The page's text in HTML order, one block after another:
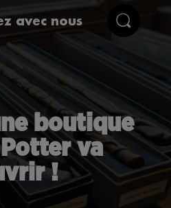
avec nous
boutique
va
!